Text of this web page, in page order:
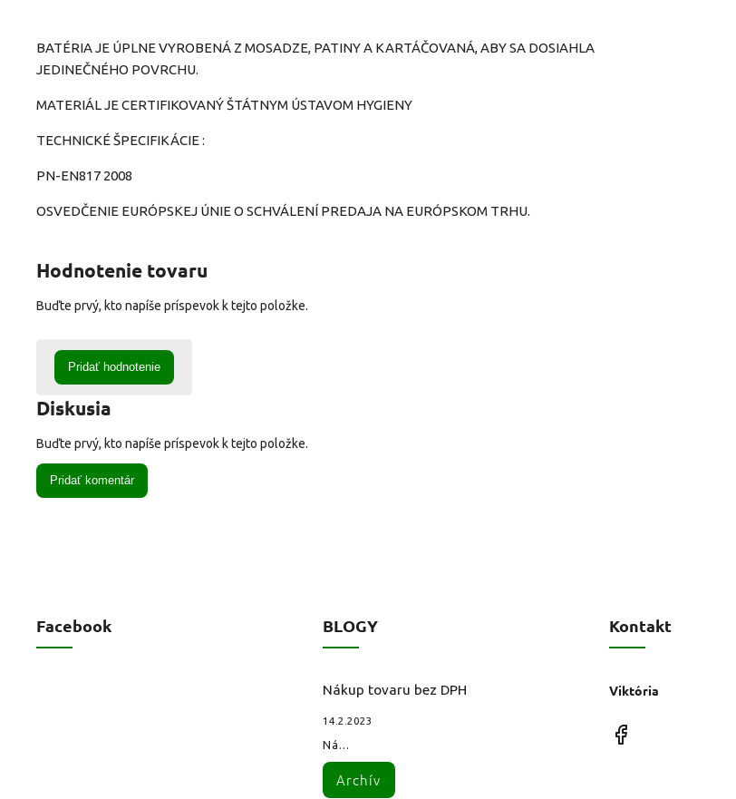
BATÉRIA JE ÚPLNE VYROBENÁ Z MOSADZE, PATINY A KARTÁČOVANÁ, ABY SA DOSIAHLA
JEDINEČNÉHO POVRCHU.
MATERIÁL JE CERTIFIKOVANÝ ŠTÁTNYM ÚSTAVOM HYGIENY
TECHNICKÉ ŠPECIFIKÁCIE :
PN-EN817 2008
OSVEDČENIE EURÓPSKEJ ÚNIE O SCHVÁLENÍ PREDAJA NA EURÓPSKOM TRHU.
Hodnotenie tovaru
Buďte prvý, kto napíše príspevok k tejto položke.
Pridať hodnotenie
Diskusia
Buďte prvý, kto napíše príspevok k tejto položke.
Pridať komentár
Facebook BLOGY
Nákup tovaru bez DPH
14.2.2023
Ná...
Archív
Kontakt
Viktória